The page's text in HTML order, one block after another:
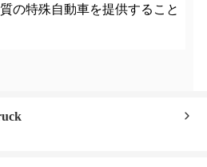
の特殊自動車を提供すること